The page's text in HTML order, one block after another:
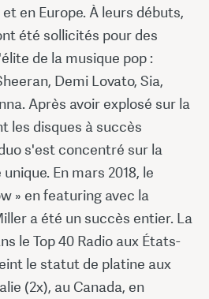
en Europe. À leurs débuts,
été sollicités pour des
de la musique pop :
Demi Lovato, Sia,
Après avoir explosé sur la
les disques à succès
s'est concentré sur la
En mars 2018, le
» en featuring avec la
a été un succès entier. La
le Top 40 Radio aux États-
le statut de platine aux
(2x), au Canada, en